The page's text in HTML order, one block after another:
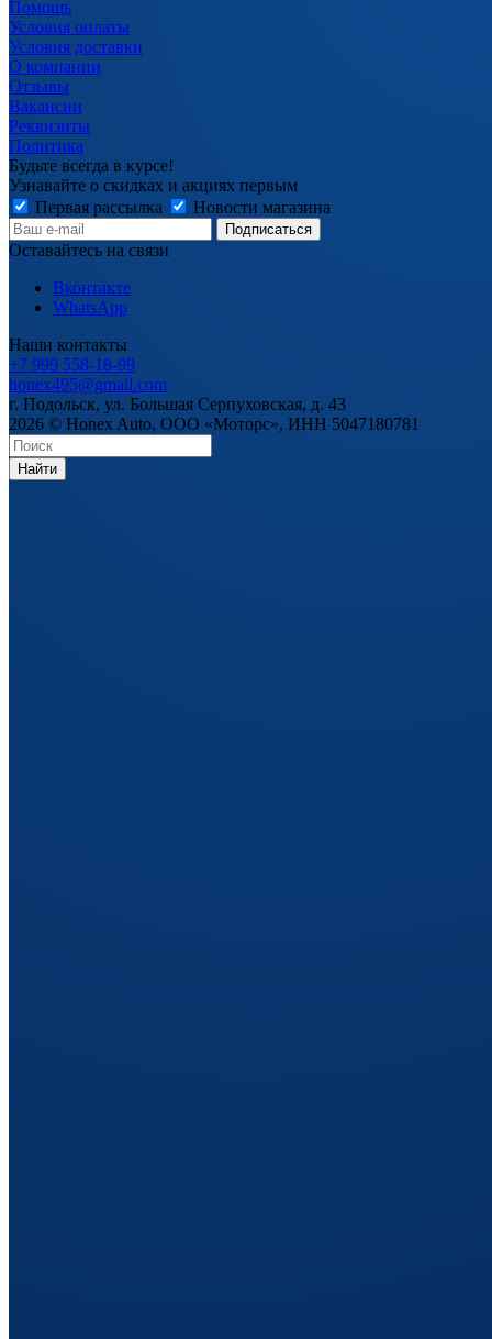
Помощь
Условия оплаты
Условия доставки
О компании
Отзывы
Вакансии
Реквизиты
Политика
Будьте всегда в курсе!
Узнавайте о скидках и акциях первым
Первая рассылка
Новости магазина
Оставайтесь на связи
Вконтакте
WhatsApp
Наши контакты
+7 999 558-18-99
honex495@gmail.com
г. Подольск, ул. Большая Серпуховская, д. 43
2026 © Honex Auto, ООО «Моторс», ИНН 5047180781
Найти